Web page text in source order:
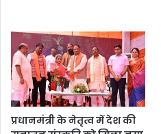
प्रधानमंत्री के नेतृत्व में देश की